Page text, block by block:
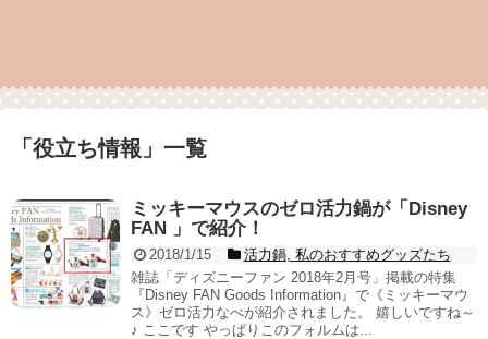
「 役立ち情報 」 一覧
ミッキーマウスのゼロ活力鍋が「Disney
FAN 」で紹介！
2018/1/15 活力鍋, 私のおすすめグッズたち
雑誌「ディズニーファン 2018年2月号」掲載の特集
『Disney FAN Goods Information』で《ミッキーマウ
ス》ゼロ活力なべが紹介されました。 嬉しいですね～
♪ ここです やっぱりこのフォルムは...